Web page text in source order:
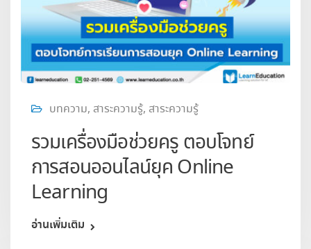
บทความ, สาระความรู้, สาระความรู้
รวมเครื่องมือช่วยครู ตอบโจทย์
การสอนออนไลน์ยุค Online
Learning
อ่านเพิ่มเติม